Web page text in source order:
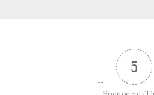
5
Hodnocení